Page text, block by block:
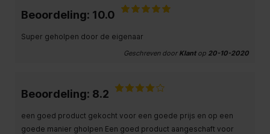
Beoordeling: 10.0
Super geholpen door de eigenaar
Geschreven door Klantop 20-10-2020
Beoordeling: 8.2
een goed product gekocht voor een goede prijs en op een
goede manier gholpen Een goed product aangeschaft voor